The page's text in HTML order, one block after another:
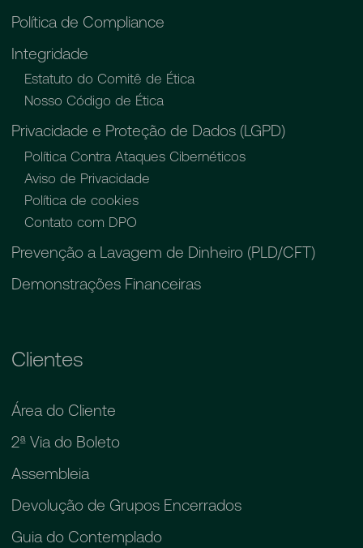
Política de Compliance
Integridade
Estatuto do Comitê de Ética
Nosso Código de Ética
Privacidade e Proteção de Dados (LGPD)
Política Contra Ataques Cibernéticos
Aviso de Privacidade
Política de cookies
Contato com DPO
Prevenção a Lavagem de Dinheiro (PLD/CFT)
Demonstrações Financeiras
Clientes
Área do Cliente
2ª Via do Boleto
Assembleia
Devolução de Grupos Encerrados
Guia do Contemplado